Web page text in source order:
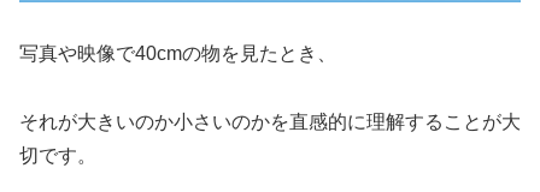
写真や映像で40cmの物を見たとき、
それが大きいのか小さいのかを直感的に理解することが大
切です。